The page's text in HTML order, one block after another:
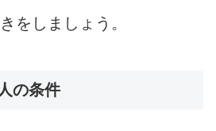
をしましょう。
の条件